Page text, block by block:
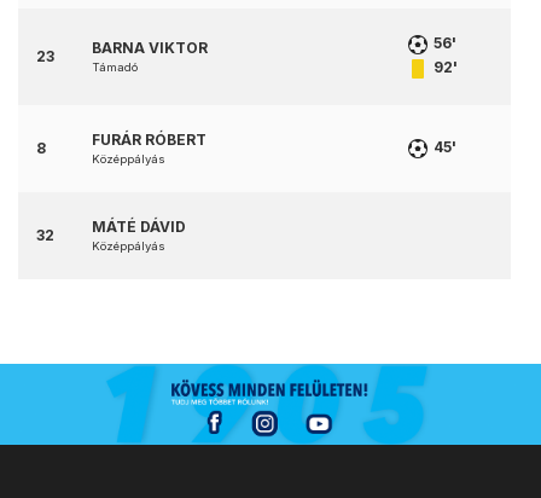
23 BARNA VIKTOR
Támadó
56'
92'
8 FURÁR RÓBERT
Középpályás
45'
32 MÁTÉ DÁVID
Középpályás